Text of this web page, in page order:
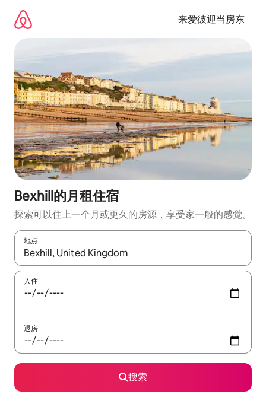
来爱彼迎当房东
Bexhill的月租住宿
探索可以住上一个月或更久的房源，享受家一般的感觉。
地点
如有搜索结果，请使用上下方向键查看，或通过点击或滑动手势
入住
退房
搜索